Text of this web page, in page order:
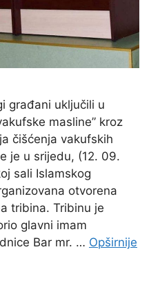
građani uključili u
masline” kroz
čišćenja vakufskih
je u srijedu, (12. 09.
sali Islamskog
otvorena
tribina. Tribinu je
glavni imam
Bar mr. … Opširnije